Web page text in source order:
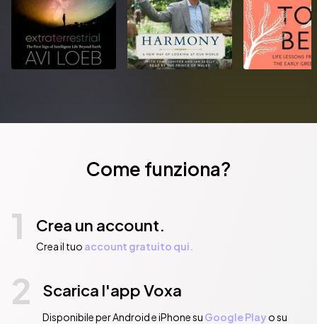
Come funziona?
1 Crea un account.
Crea il tuo account gratuito qui.
2 Scarica l'app Voxa
Disponibile per Android e iPhone su Google Playo su